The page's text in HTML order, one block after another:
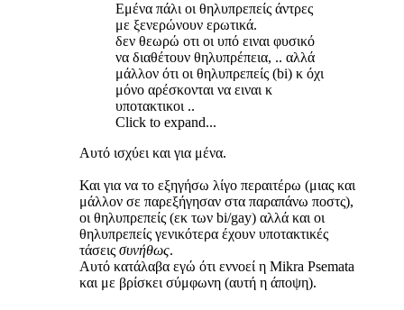
Εμένα πάλι οι θηλυπρεπείς άντρες
με ξενερώνουν ερωτικά.
δεν θεωρώ οτι οι υπό ειναι φυσικό
να διαθέτουν θηλυπρέπεια, .. αλλά
μάλλον ότι οι θηλυπρεπείς (bi) κ όχι
μόνο αρέσκονται να ειναι κ
υποτακτικοι ..
Click to expand...
Αυτό ισχύει και για μένα.
Και για να το εξηγήσω λίγο περαιτέρω (μιας και
μάλλον σε παρεξήγησαν στα παραπάνω ποστς),
οι θηλυπρεπείς (εκ των bi/gay) αλλά και οι
θηλυπρεπείς γενικότερα έχουν υποτακτικές
τάσεις συνήθως.
Αυτό κατάλαβα εγώ ότι εννοεί η Mikra Psemata
και με βρίσκει σύμφωνη (αυτή η άποψη).